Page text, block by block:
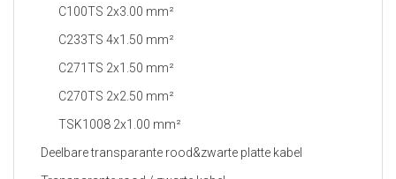
C100TS 2x3.00 mm²
C233TS 4x1.50 mm²
C271TS 2x1.50 mm²
C270TS 2x2.50 mm²
TSK1008 2x1.00 mm²
Deelbare transparante rood&zwarte platte kabel